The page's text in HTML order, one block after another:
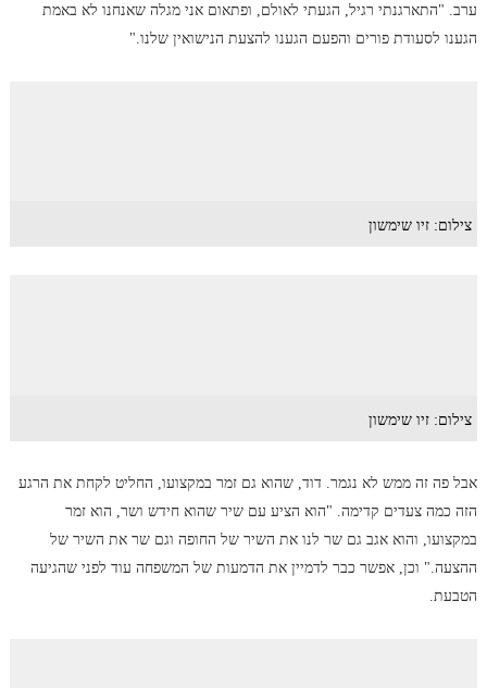
ערב. "התארגנתי רגיל, הגעתי לאולם, ופתאום אני מגלה שאנחנו לא באמת
הגענו לסעודת פורים והפעם הגענו להצעת הנישואין שלנו."
צילום: זיו שימשון
צילום: זיו שימשון
אבל פה זה ממש לא נגמר. דוד, שהוא גם זמר במקצועו, החליט לקחת את הרגע
הזה כמה צעדים קדימה. "הוא הציע עם שיר שהוא חידש ושר, הוא זמר
במקצועו, והוא אגב גם שר לנו את השיר של החופה וגם שר את השיר של
ההצעה." וכן, אפשר כבר לדמיין את הדמעות של המשפחה עוד לפני שהגיעה
הטבעת.